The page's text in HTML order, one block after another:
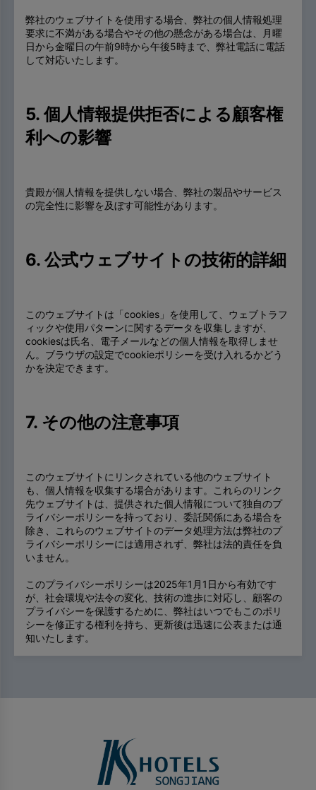
弊社のウェブサイトを使用する場合、弊社の個人情報処理
要求に不満がある場合やその他の懸念がある場合は、月曜
日から金曜日の午前9時から午後5時まで、弊社電話に電話
して対応いたします。
5. 個人情報提供拒否による顧客権
利への影響
貴殿が個人情報を提供しない場合、弊社の製品やサービス
の完全性に影響を及ぼす可能性があります。
6. 公式ウェブサイトの技術的詳細
このウェブサイトは「cookies」を使用して、ウェブトラフ
ィックや使用パターンに関するデータを収集しますが、
cookiesは氏名、電子メールなどの個人情報を取得しませ
ん。ブラウザの設定でcookieポリシーを受け入れるかどう
かを決定できます。
7. その他の注意事項
このウェブサイトにリンクされている他のウェブサイト
も、個人情報を収集する場合があります。これらのリンク
先ウェブサイトは、提供された個人情報について独自のプ
ライバシーポリシーを持っており、委託関係にある場合を
除き、これらのウェブサイトのデータ処理方法は弊社のプ
ライバシーポリシーには適用されず、弊社は法的責任を負
いません。
このプライバシーポリシーは2025年1月1日から有効です
が、社会環境や法令の変化、技術の進歩に対応し、顧客の
プライバシーを保護するために、弊社はいつでもこのポリ
シーを修正する権利を持ち、更新後は迅速に公表または通
知いたします。